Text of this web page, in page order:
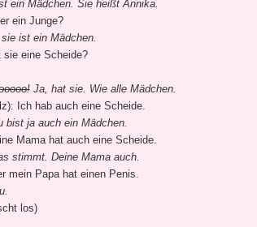
ein Mädchen. Sie heißt Annika.
ein Junge?
ist ein Mädchen.
sie eine Scheide?
Ja, hat sie. Wie alle Mädchen.
Ich hab auch eine Scheide.
bist ja auch ein Mädchen.
Mama hat auch eine Scheide.
stimmt. Deine Mama auch.
mein Papa hat einen Penis.
los)